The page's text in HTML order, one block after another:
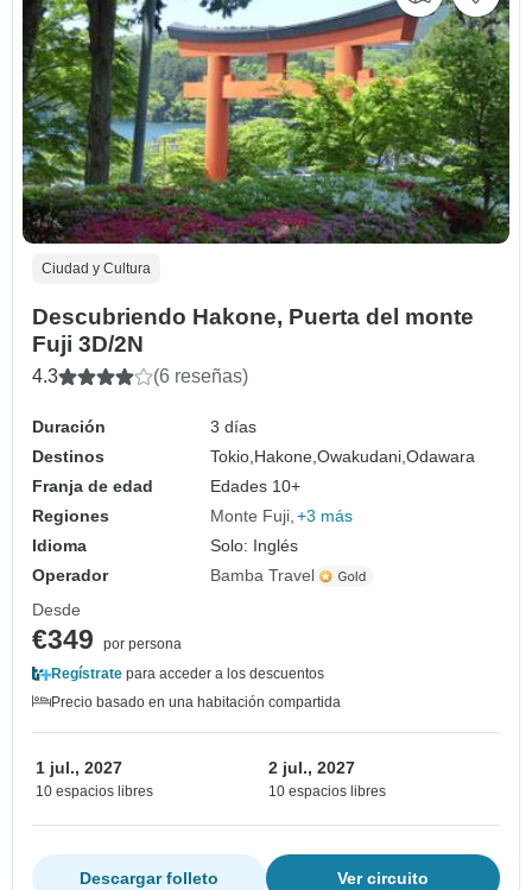
Ciudad y Cultura
Descubriendo Hakone, Puerta del monte
Fuji 3D/2N
4.3 (6 reseñas)
Duración
3 días
Destinos
Tokio, Hakone,Owakudani,Odawara
Franja de edad
Edades 10+
Regiones
Monte Fuji +3 más
Idioma
Solo: Inglés
Operador
Bamba Travel
Desde
€349
por persona
Regístrate para acceder a los descuentos
Precio basado en una habitación compartida
1 jul., 2027
10 espacios libres
2 jul., 2027
10 espacios libres
Ver circuito
Descargar folleto